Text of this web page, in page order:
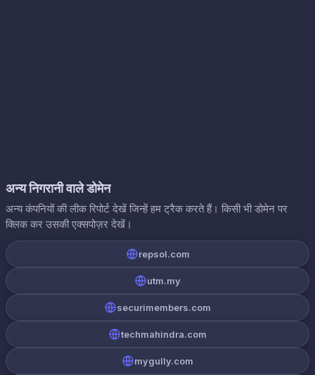
अन्य निगरानी वाले डोमेन
अन्य कंपनियों की लीक रिपोर्ट देखें जिन्हें हम ट्रैक करते हैं। किसी भी डोमेन पर
क्लिक कर उसकी एक्सपोज़र देखें।
repsol.com
utm.my
securimembers.com
techmahindra.com
mygully.com